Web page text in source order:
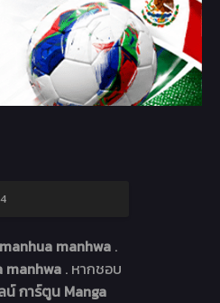
manhwa .
manhwa . หากชอบ
น์ การ์ตูน Manga